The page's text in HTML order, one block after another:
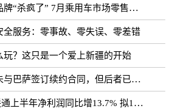
疯了” 7月乘用车市场零售达177.5万辆
全服务：零事故、零失误、零差错
玩？这只是一个爱上新疆的开始
签订续约合同，但后者已得到门德斯承诺
年净利润同比增13.7% 拟10派0.796元